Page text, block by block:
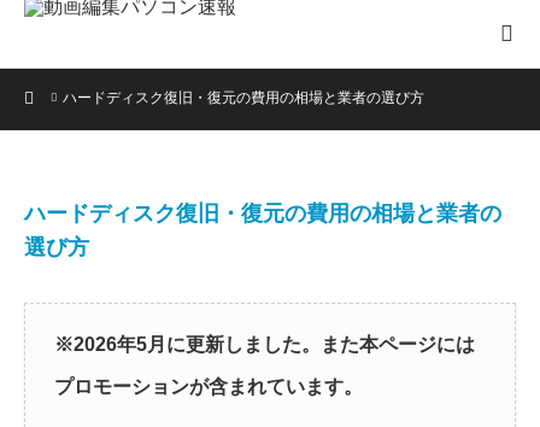
ホーム
ハードディスク復旧・復元の費用の相場と業者の選び方
ハードディスク復旧・復元の費用の相場と業者の
選び方
※2026年5月に更新しました。また本ページには
プロモーションが含まれています。